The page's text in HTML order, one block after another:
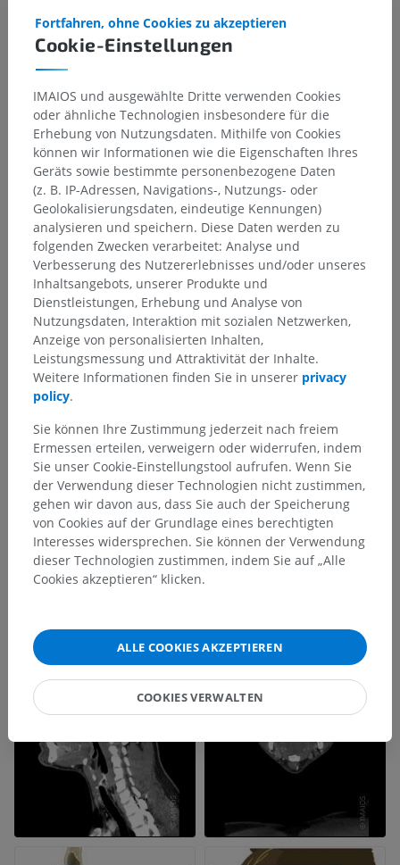
Cookie-Einstellungen
Fortfahren, ohne Cookies zu akzeptieren
IMAIOS und ausgewählte Dritte verwenden Cookies
oder ähnliche Technologien insbesondere für die
Erhebung von Nutzungsdaten. Mithilfe von Cookies
können wir Informationen wie die Eigenschaften Ihres
Geräts sowie bestimmte personenbezogene Daten
(z. B. IP-Adressen, Navigations-, Nutzungs- oder
Geolokalisierungsdaten, eindeutige Kennungen)
analysieren und speichern. Diese Daten werden zu
folgenden Zwecken verarbeitet: Analyse und
Verbesserung des Nutzererlebnisses und/oder unseres
Inhaltsangebots, unserer Produkte und
Dienstleistungen, Erhebung und Analyse von
Nutzungsdaten, Interaktion mit sozialen Netzwerken,
Anzeige von personalisierten Inhalten,
Leistungsmessung und Attraktivität der Inhalte.
Weitere Informationen finden Sie in unserer privacy
policy.
Sie können Ihre Zustimmung jederzeit nach freiem
Ermessen erteilen, verweigern oder widerrufen, indem
Sie unser Cookie-Einstellungstool aufrufen. Wenn Sie
der Verwendung dieser Technologien nicht zustimmen,
gehen wir davon aus, dass Sie auch der Speicherung
von Cookies auf der Grundlage eines berechtigten
Interesses widersprechen. Sie können der Verwendung
dieser Technologien zustimmen, indem Sie auf „Alle
Cookies akzeptieren“ klicken.
ALLE COOKIES AKZEPTIEREN
COOKIES VERWALTEN